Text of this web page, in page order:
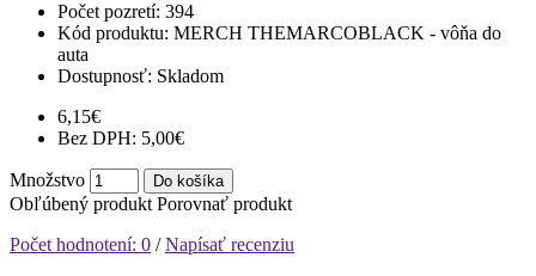
Počet pozretí: 394
Kód produktu: MERCH THEMARCOBLACK - vôňa do
auta
Dostupnosť: Skladom
6,15€
Bez DPH: 5,00€
Množstvo Do košíka
Obľúbený produkt Porovnať produkt
Počet hodnotení: 0 /Napísať recenziu